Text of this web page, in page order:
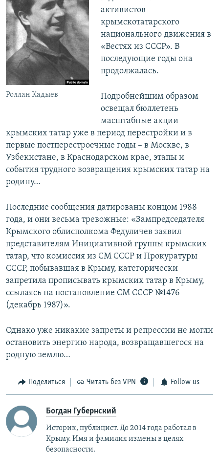
Роллан Кадыев
активистов
крымскотатарского
национального движения в
«Вестях из СССР». В
последующие годы она
продолжалась.
Подробнейшим образом
освещал бюллетень
масштабные акции
крымских татар уже в период перестройки и в
первые постперестроечные годы – в Москве, в
Узбекистане, в Краснодарском крае, этапы и
события трудного возвращения крымских татар на
родину…
Последние сообщения датированы концом 1988
года, и они весьма тревожные: «Зампредседателя
Крымского облисполкома Федуличев заявил
представителям Инициативной группы крымских
татар, что комиссия из СМ СССР и Прокуратуры
СССР, побывавшая в Крыму, категорически
запретила прописывать крымских татар в Крыму,
ссылаясь на постановление СМ СССР №1476
(декабрь 1987)».
Однако уже никакие запреты и репрессии не могли
остановить энергию народа, возвращавшегося на
родную землю…
Поделиться Читать без VPN Follow us
Богдан Губернский
Историк, публицист. До 2014 года работал в
Крыму. Имя и фамилия измены в целях
безопасности.